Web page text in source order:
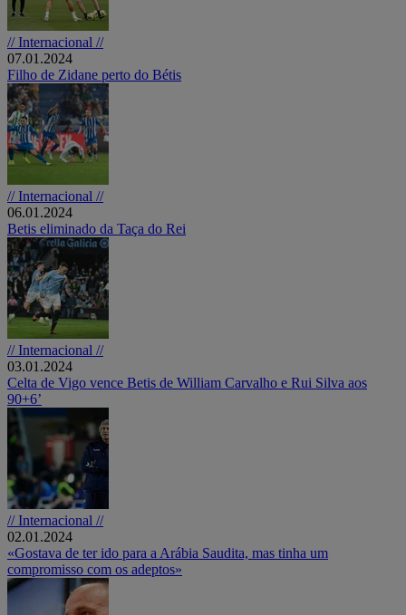
// Internacional //
07.01.2024
Filho de Zidane perto do Bétis
// Internacional //
06.01.2024
Betis eliminado da Taça do Rei
// Internacional //
03.01.2024
Celta de Vigo vence Betis de William Carvalho e Rui Silva aos
90+6’
// Internacional //
02.01.2024
«Gostava de ter ido para a Arábia Saudita, mas tinha um
compromisso com os adeptos»